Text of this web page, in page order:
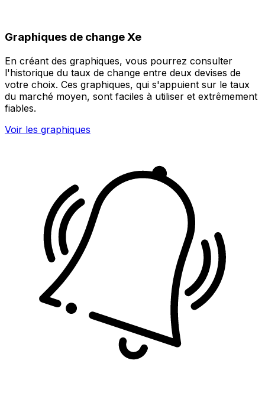
Graphiques de change Xe
En créant des graphiques, vous pourrez consulter
l'historique du taux de change entre deux devises de
votre choix. Ces graphiques, qui s'appuient sur le taux
du marché moyen, sont faciles à utiliser et extrêmement
fiables.
Voir les graphiques